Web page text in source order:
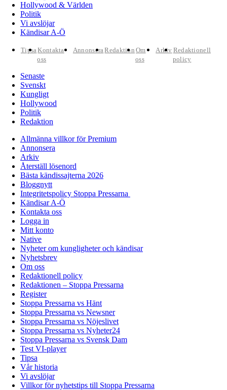
Hollywood & Världen
Politik
Vi avslöjar
Kändisar A-Ö
TipsaKontakta
oss
AnnonseraRedaktion Om
oss
Arkiv Redaktionell
policy
Senaste
Svenskt
Kungligt
Hollywood
Politik
Redaktion
Allmänna villkor för Premium
Annonsera
Arkiv
Återställ lösenord
Bästa kändissajterna 2026
Bloggnytt
Integritetspolicy Stoppa Pressarna
Kändisar A-Ö
Kontakta oss
Logga in
Mitt konto
Native
Nyheter om kungligheter och kändisar
Nyhetsbrev
Om oss
Redaktionell policy
Redaktionen – Stoppa Pressarna
Register
Stoppa Pressarna vs Hänt
Stoppa Pressarna vs Newsner
Stoppa Pressarna vs Nöjeslivet
Stoppa Pressarna vs Nyheter24
Stoppa Pressarna vs Svensk Dam
Test VI-player
Tipsa
Vår historia
Vi avslöjar
Villkor för nyhetstips till Stoppa Pressarna